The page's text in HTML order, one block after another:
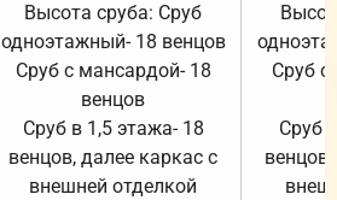
Высота сруба: Сруб
одноэтажный- 18 венцов
Сруб с мансардой- 18
венцов
Сруб в 1,5 этажа- 18
венцов, далее каркас с
внешней отделкой
Сруб с
Сруб